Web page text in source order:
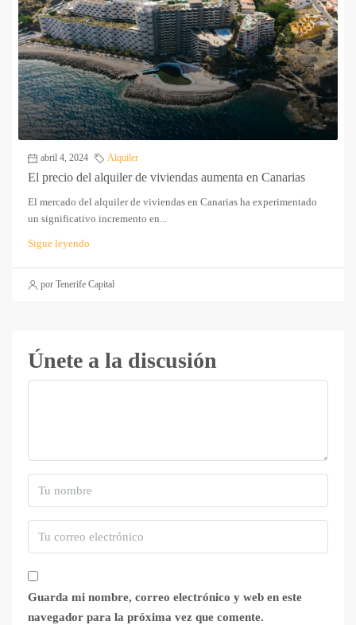
abril 4, 2024 Alquiler
El precio del alquiler de viviendas aumenta en Canarias
El mercado del alquiler de viviendas en Canarias ha experimentado
un significativo incremento en...
Sigue leyendo
por Tenerife Capital
Únete a la discusión
Guarda mi nombre, correo electrónico y web en este
navegador para la próxima vez que comente.